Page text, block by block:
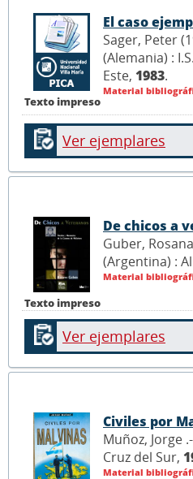
Texto impreso
El caso
Sager, Peter
(Alemania) :
Este, 1983.
Material
Ver ejemplares
Texto impreso
De chicos a
Guber,
(Argentina) :
Material
Ver ejemplares
Civiles por
Muñoz, Jorge
Cruz del Sur,
Material